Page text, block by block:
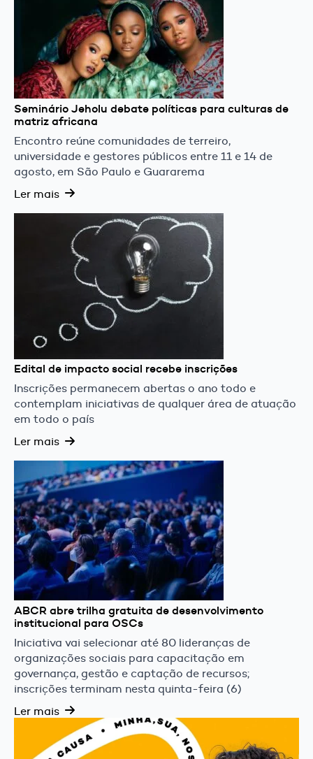
Seminário Jeholu debate políticas para culturas de
matriz africana
Encontro reúne comunidades de terreiro,
universidade e gestores públicos entre 11 e 14 de
agosto, em São Paulo e Guararema
Ler mais
Edital de impacto social recebe inscrições
Inscrições permanecem abertas o ano todo e
contemplam iniciativas de qualquer área de atuação
em todo o país
Ler mais
ABCR abre trilha gratuita de desenvolvimento
institucional para OSCs
Iniciativa vai selecionar até 80 lideranças de
organizações sociais para capacitação em
governança, gestão e captação de recursos;
inscrições terminam nesta quinta-feira (6)
Ler mais